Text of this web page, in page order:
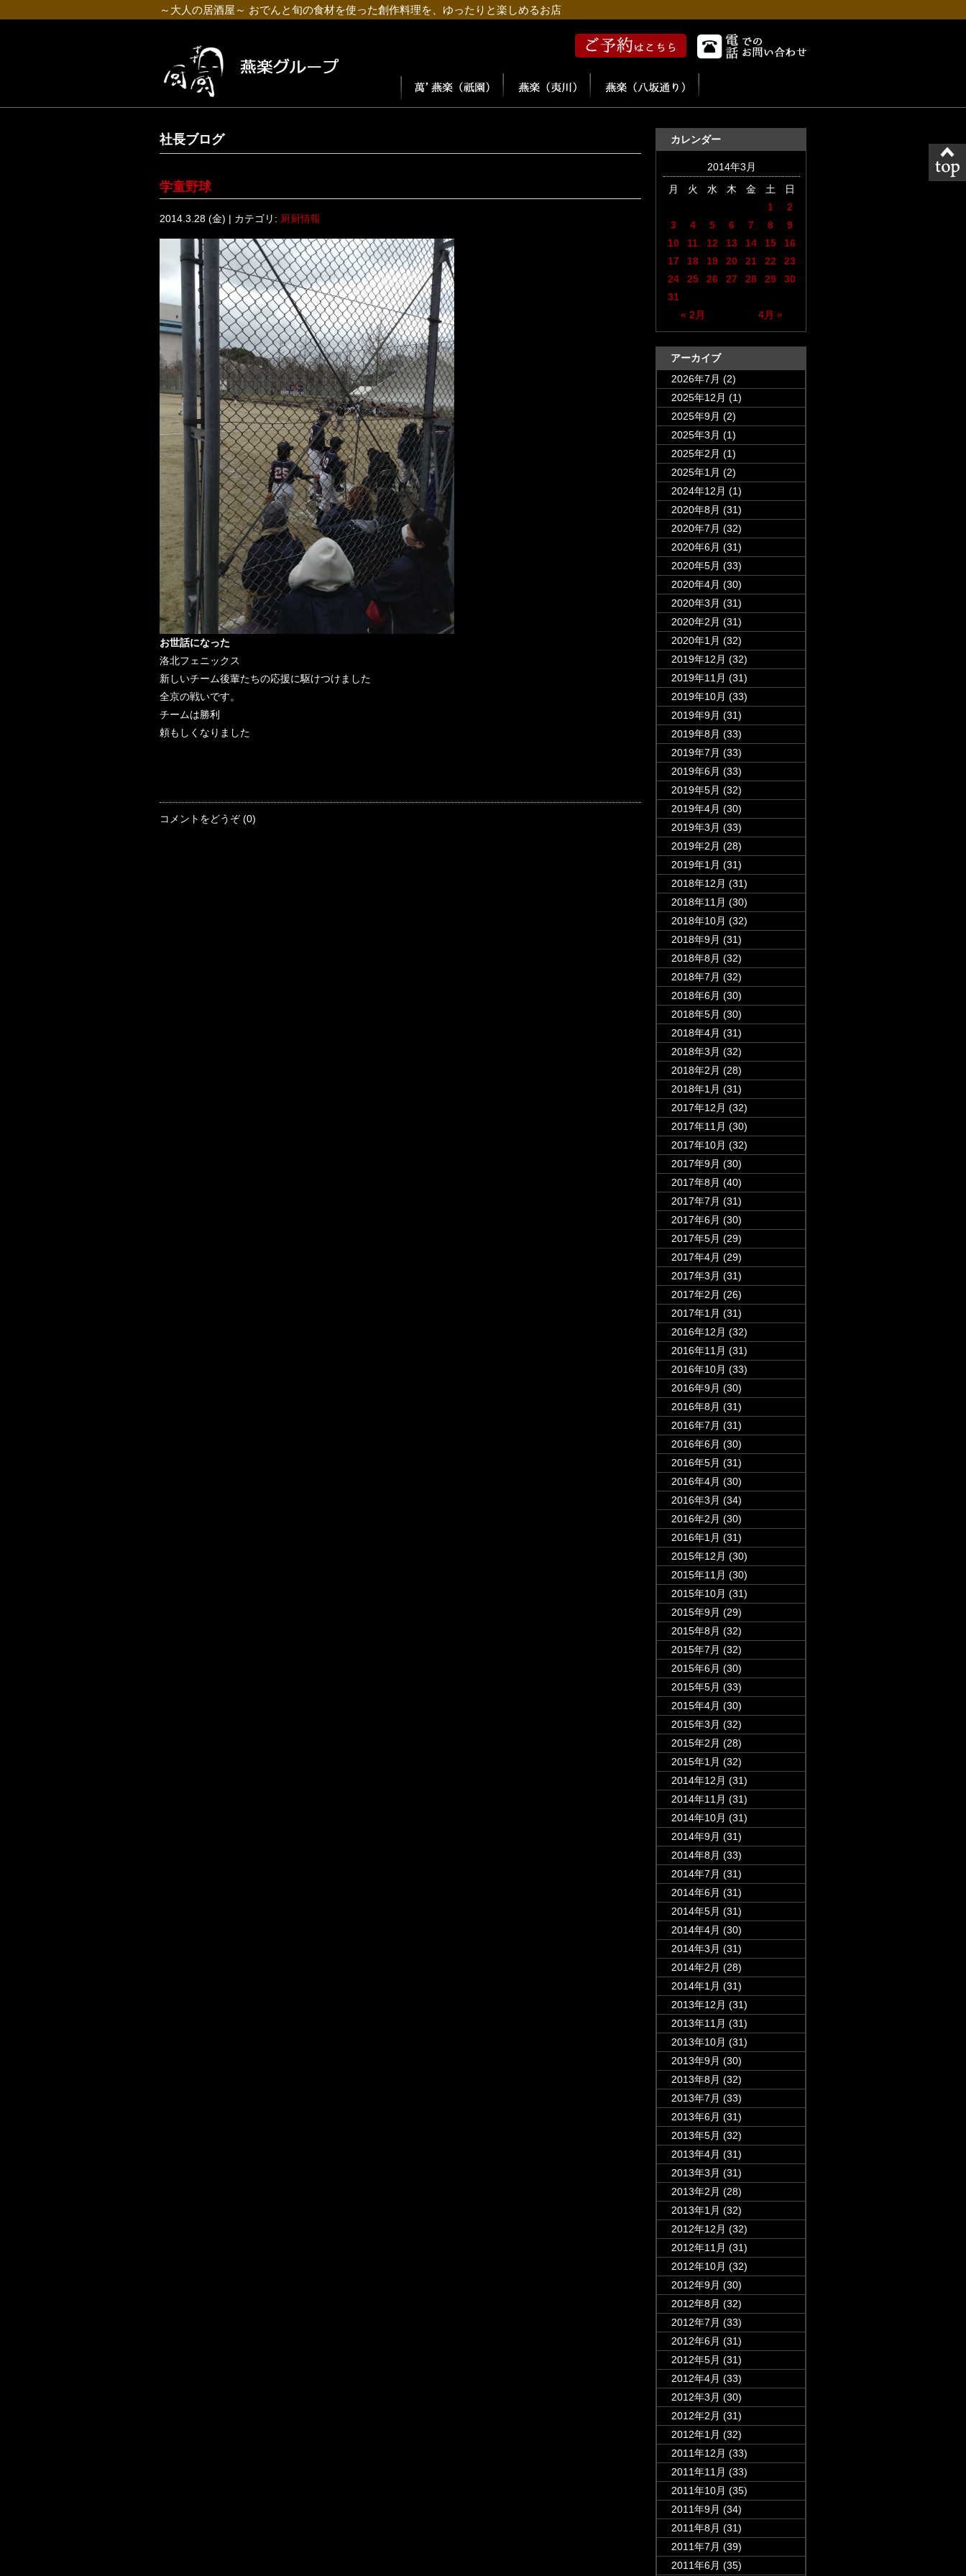
～大人の居酒屋～ おでんと旬の食材を使った創作料理を、ゆったりと楽しめるお店
社長ブログ
学童野球
2014.3.28 (金) | カテゴリ: 厨厨情報
お世話になった
洛北フェニックス
新しいチーム後輩たちの応援に駆けつけました
全京の戦いです。
チームは勝利
頼もしくなりました
コメントをどうぞ (0)
カレンダー
2014年3月
月
火 水 木 金 土 日
« 2月 4月 »
1
2
3
4 5 6 7 8
9
10
11 12 13 14 15
16
17
18 19 20 21 22
23
24
25 26 27 28 29
30
31
アーカイブ
2026年7月 (2)
2025年12月 (1)
2025年9月 (2)
2025年3月 (1)
2025年2月 (1)
2025年1月 (2)
2024年12月 (1)
2020年8月 (31)
2020年7月 (32)
2020年6月 (31)
2020年5月 (33)
2020年4月 (30)
2020年3月 (31)
2020年2月 (31)
2020年1月 (32)
2019年12月 (32)
2019年11月 (31)
2019年10月 (33)
2019年9月 (31)
2019年8月 (33)
2019年7月 (33)
2019年6月 (33)
2019年5月 (32)
2019年4月 (30)
2019年3月 (33)
2019年2月 (28)
2019年1月 (31)
2018年12月 (31)
2018年11月 (30)
2018年10月 (32)
2018年9月 (31)
2018年8月 (32)
2018年7月 (32)
2018年6月 (30)
2018年5月 (30)
2018年4月 (31)
2018年3月 (32)
2018年2月 (28)
2018年1月 (31)
2017年12月 (32)
2017年11月 (30)
2017年10月 (32)
2017年9月 (30)
2017年8月 (40)
2017年7月 (31)
2017年6月 (30)
2017年5月 (29)
2017年4月 (29)
2017年3月 (31)
2017年2月 (26)
2017年1月 (31)
2016年12月 (32)
2016年11月 (31)
2016年10月 (33)
2016年9月 (30)
2016年8月 (31)
2016年7月 (31)
2016年6月 (30)
2016年5月 (31)
2016年4月 (30)
2016年3月 (34)
2016年2月 (30)
2016年1月 (31)
2015年12月 (30)
2015年11月 (30)
2015年10月 (31)
2015年9月 (29)
2015年8月 (32)
2015年7月 (32)
2015年6月 (30)
2015年5月 (33)
2015年4月 (30)
2015年3月 (32)
2015年2月 (28)
2015年1月 (32)
2014年12月 (31)
2014年11月 (31)
2014年10月 (31)
2014年9月 (31)
2014年8月 (33)
2014年7月 (31)
2014年6月 (31)
2014年5月 (31)
2014年4月 (30)
2014年3月 (31)
2014年2月 (28)
2014年1月 (31)
2013年12月 (31)
2013年11月 (31)
2013年10月 (31)
2013年9月 (30)
2013年8月 (32)
2013年7月 (33)
2013年6月 (31)
2013年5月 (32)
2013年4月 (31)
2013年3月 (31)
2013年2月 (28)
2013年1月 (32)
2012年12月 (32)
2012年11月 (31)
2012年10月 (32)
2012年9月 (30)
2012年8月 (32)
2012年7月 (33)
2012年6月 (31)
2012年5月 (31)
2012年4月 (33)
2012年3月 (30)
2012年2月 (31)
2012年1月 (32)
2011年12月 (33)
2011年11月 (33)
2011年10月 (35)
2011年9月 (34)
2011年8月 (31)
2011年7月 (39)
2011年6月 (35)